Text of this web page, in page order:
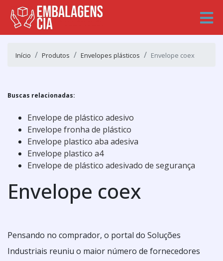
Início Produtos Envelopes plásticos Envelope coex
Buscas relacionadas:
Envelope de plástico adesivo
Envelope fronha de plástico
Envelope plastico aba adesiva
Envelope plastico a4
Envelope de plástico adesivado de segurança
Envelope coex
Pensando no comprador, o portal do Soluções
Industriais reuniu o maior número de fornecedores